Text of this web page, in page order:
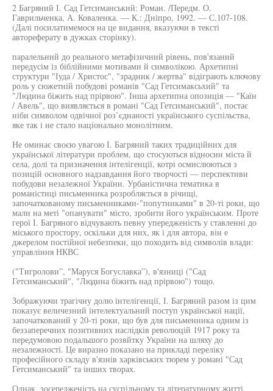
2 Багряний І. Сад Гетсиманський: Роман. /Передм. О.
Гаврильченка, А. Коваленка. — К.: Дніпро, 1992. — С.107-108.
(Далі посилатимемося на це видання, вказуючи в тексті
автореферату в дужках сторінку).
паралельний до реального метафізичний рівень, пов'язаний
передусім із біблійними мотивами й символікою. Архетипні
структури "Іуда / Христос", "зрадник / жертва" відіграють ключову
роль у сюжетній побудові романів "Сад Гетсимаксьхий" та
"Людина біжить над прірвою". Інша архетипна опозиція — "Каїн
/ Авель", що виявляється в романі "Сад Гетсиманський", постає
ніби символом одвічної роз’єднаності українського суспільства,
яке так і не стало національно монолітним.
Не оминає своєю увагою І. Багряний таких традиційних для
української літератури проблем, що стосуються відносин міста й
села, долі та призначення інтелігенції, котрі осмислюються з
позицій основного надзавдання його творчості — перспективи
побудови незалежної України. Урбаністична тематика в
романістиці письменника розробляється в річищі,
започаткованому письменниками-"попутниками" в 20-ті роки, що
мали на меті "опанувати" місто, зробити його українським. Проте
герої І. Багряного відчувають певну упередженість у ставленні до
міського простору, оскільки для них, як і для автора, він е
джерелом постійної небезпеки, що походить від символів влади:
управління НКВС
("Тигролови”, "Маруся Богуславка”), в'язниці ("Сад
Гетсиманський", "Людина біжить над прірвою") тощо.
Зображуючи трагічну долю інтелігенції, І. Багряний разом із цим
показує величезний інтелектуальний поступ української нації,
започаткований у 20-ті роки, що був для письменника одним із
беззаперечних позитивних наслідків революцій 1917 року та
передумовою подальшого розвйтку України на шляху до
незалежності. Це виразно показано на прикладі переліку
професійного складу в'язнів харківських тюрем у романі "Сад
Гетсиманський" та інших творах.
Однак, зосередженість на суспільному та літературному житті